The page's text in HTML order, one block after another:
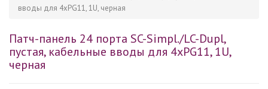
вводы для 4xPG11, 1U, черная
Патч-панель 24 порта SC-Simpl./LC-Dupl,
пустая, кабельные вводы для 4xPG11, 1U,
черная